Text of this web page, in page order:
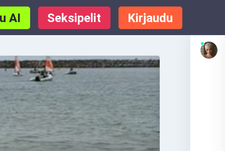
AI Seksipelit Kirjaudu